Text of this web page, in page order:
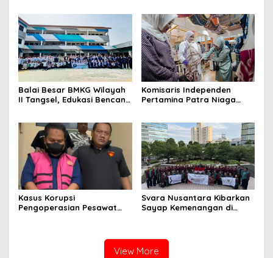
Balai Besar BMKG Wilayah
II Tangsel, Edukasi Bencana
23
Komisaris Independen
Pertamina Patra Niaga
Sentuhan Kemanusiaan dan
Keberlanjutan
Kasus Korupsi
Pengoperasian Pesawat
Svara Nusantara Kibarkan
Sayap Kemenangan di
View More